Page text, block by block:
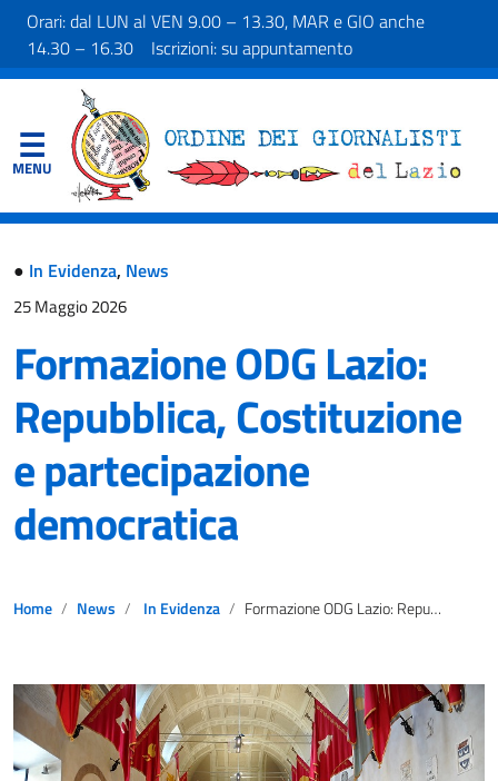
Orari: dal LUN al VEN 9.00 – 13.30, MAR e GIO anche
14.30 – 16.30 Iscrizioni: su appuntamento
● In Evidenza, News
25 Maggio 2026
Formazione ODG Lazio:
Repubblica, Costituzione
e partecipazione
democratica
Home News In Evidenza Formazione ODG Lazio: Repubblica, Costituzione e partecipazione democratica